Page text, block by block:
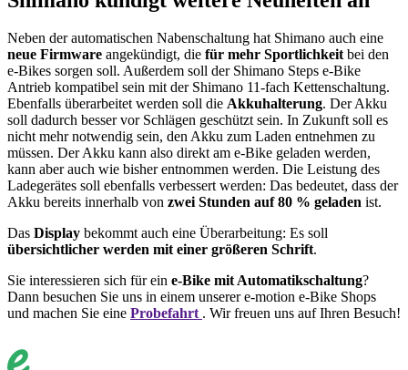
Neben der automatischen Nabenschaltung hat Shimano auch eine
neue Firmware angekündigt, die für mehr Sportlichkeitbei den
e-Bikes sorgen soll. Außerdem soll der Shimano Steps e-Bike
Antrieb kompatibel sein mit der Shimano 11-fach Kettenschaltung.
Ebenfalls überarbeitet werden soll die Akkuhalterung. Der Akku
soll dadurch besser vor Schlägen geschützt sein. In Zukunft soll es
nicht mehr notwendig sein, den Akku zum Laden entnehmen zu
müssen. Der Akku kann also direkt am e-Bike geladen werden,
kann aber auch wie bisher entnommen werden. Die Leistung des
Ladegerätes soll ebenfalls verbessert werden: Das bedeutet, dass der
Akku bereits innerhalb von zwei Stunden auf 80 % geladen ist.
Das Display bekommt auch eine Überarbeitung: Es soll
übersichtlicher werden mit einer größeren Schrift.
Sie interessieren sich für ein e-Bike mit Automatikschaltung?
Dann besuchen Sie uns in einem unserer e-motion e-Bike Shops
und machen Sie eine Probefahrt . Wir freuen uns auf Ihren Besuch!